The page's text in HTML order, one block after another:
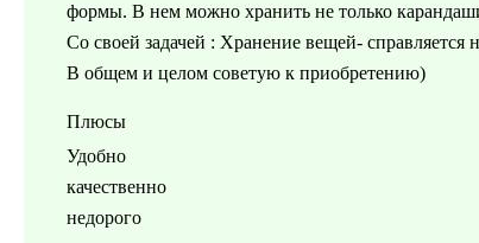
формы. В нем можно хранить не только
Со своей задачей : Хранение вещей- справляется
В общем и целом советую к приобретению)
Плюсы
Удобно
качественно
недорого